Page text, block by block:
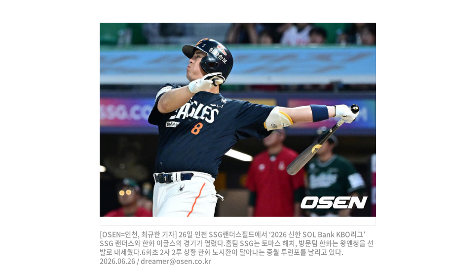
[OSEN=인천, 최규한 기자] 26일 인천 SSG랜더스필드에서 ‘2026 신한 SOL Bank KBO리그’
SSG 랜더스와 한화 이글스의 경기가 열렸다.홈팀 SSG는 토마스 해치, 방문팀 한화는 왕옌청을 선
발로 내세웠다.6회초 2사 2루 상황 한화 노시환이 달아나는 중월 투런포를 날리고 있다.
2026.06.26 /dreamer@osen.co.kr